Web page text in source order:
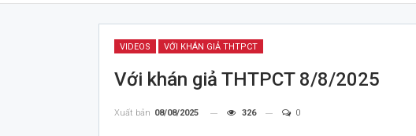
VIDEOS VỚI KHÁN GIẢ THTPCT
Với khán giả THTPCT 8/8/2025
Xuất bản 08/08/2025 326 0